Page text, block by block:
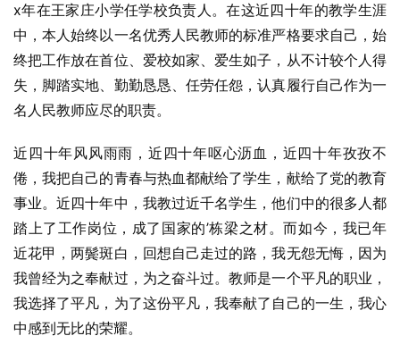
x年在王家庄小学任学校负责人。在这近四十年的教学生涯
中，本人始终以一名优秀人民教师的标准严格要求自己，始
终把工作放在首位、爱校如家、爱生如子，从不计较个人得
失，脚踏实地、勤勤恳恳、任劳任怨，认真履行自己作为一
名人民教师应尽的职责。
近四十年风风雨雨，近四十年呕心沥血，近四十年孜孜不
倦，我把自己的青春与热血都献给了学生，献给了党的教育
事业。近四十年中，我教过近千名学生，他们中的很多人都
踏上了工作岗位，成了国家的’栋梁之材。而如今，我已年
近花甲，两鬓斑白，回想自己走过的路，我无怨无悔，因为
我曾经为之奉献过，为之奋斗过。教师是一个平凡的职业，
我选择了平凡，为了这份平凡，我奉献了自己的一生，我心
中感到无比的荣耀。